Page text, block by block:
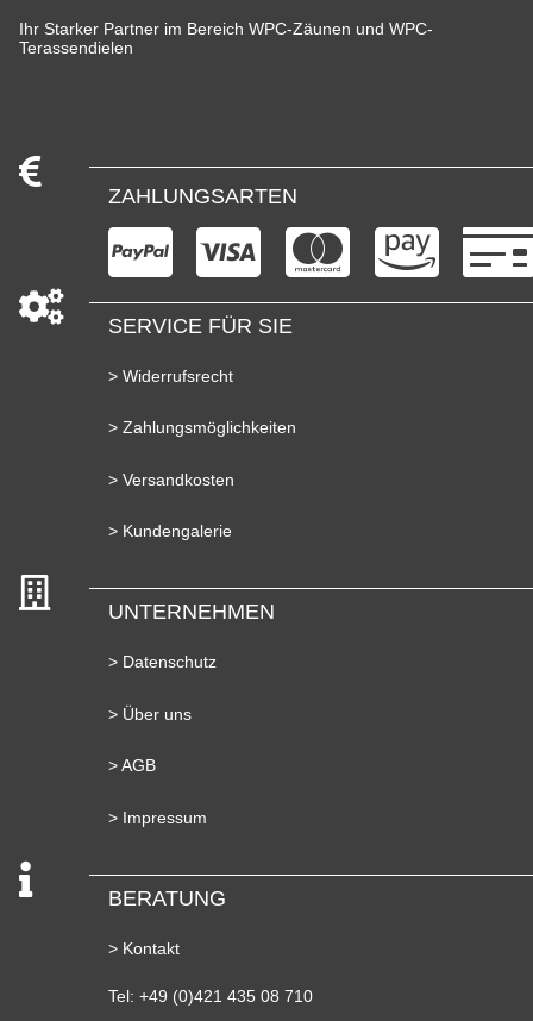
Ihr Starker Partner im Bereich WPC-Zäunen und WPC-
Terassendielen
ZAHLUNGSARTEN
SERVICE FÜR SIE
> Widerrufsrecht
> Zahlungsmöglichkeiten
> Versandkosten
> Kundengalerie
UNTERNEHMEN
> Datenschutz
> Über uns
> AGB
> Impressum
BERATUNG
> Kontakt
Tel: +49 (0)421 435 08 710